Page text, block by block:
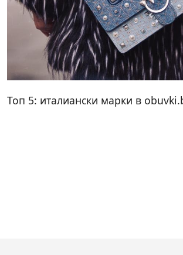
Топ 5: италиански марки в